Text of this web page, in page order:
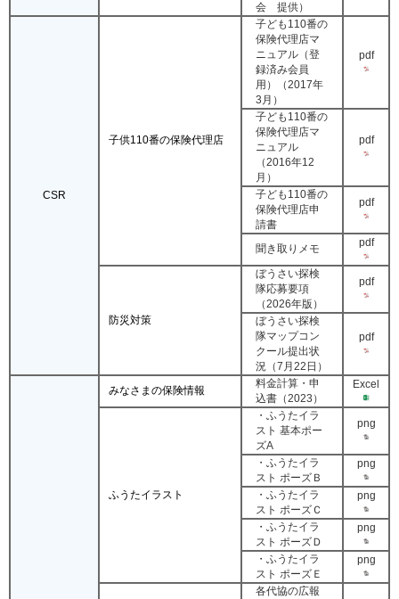
会 提供）
CSR
子供110番の保険代理店
子ども110番の
保険代理店マ
ニュアル（登
録済み会員
用）（2017年
3月）
pdf
子ども110番の
保険代理店マ
ニュアル
（2016年12
月）
pdf
子ども110番の
保険代理店申
請書
pdf
聞き取りメモ
pdf
防災対策
ぼうさい探検
隊応募要項
（2026年版）
pdf
ぼうさい探検
隊マップコン
クール提出状
況（7月22日）
pdf
みなさまの保険情報
料金計算・申
込書（2023）
Excel
ふうたイラスト
・ふうたイラ
スト 基本ポー
ズA
png
・ふうたイラ
スト ポーズＢ
png
・ふうたイラ
スト ポーズＣ
png
・ふうたイラ
スト ポーズＤ
png
・ふうたイラ
スト ポーズＥ
png
各代協の広報